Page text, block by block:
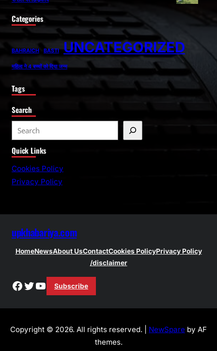
Categories
BAHRAICH BASTI UNCATEGORIZED
महिला ने 4 बच्चों को दिया जन्म
Tags
Search
e
a
r
Quick Links
Cookies Policy
Privacy Policy
upkhabariya.com
HomeNewsAbout UsContactCookies PolicyPrivacy Policy
/disclaimer
Facebook
Twitter
YouTube
Subscribe
Copyright © 2026. All rights reserved. | NewSpare by AF
themes.